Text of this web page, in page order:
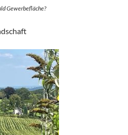
Gewerbefläche?